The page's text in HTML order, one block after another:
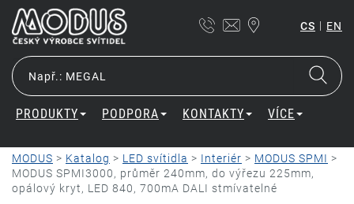
CS | EN
PRODUKTY PODPORA KONTAKTY VÍCE
MODUS > Katalog > LED svítidla > Interiér > MODUS SPMI >
MODUS SPMI3000, průměr 240mm, do výřezu 225mm,
opálový kryt, LED 840, 700mA DALI stmívatelné